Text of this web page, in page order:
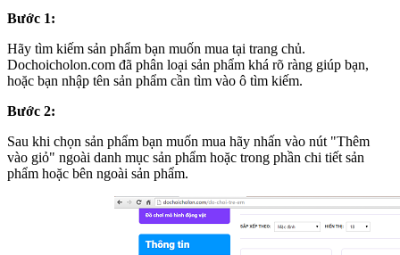
Bước 1:
Hãy tìm kiếm sản phẩm bạn muốn mua tại trang chủ.
Dochoicholon.com đã phân loại sản phẩm khá rõ ràng giúp bạn,
hoặc bạn nhập tên sản phẩm cần tìm vào ô tìm kiếm.
Bước 2:
Sau khi chọn sản phẩm bạn muốn mua hãy nhấn vào nút "Thêm
vào giỏ" ngoài danh mục sản phẩm hoặc trong phần chi tiết sản
phẩm hoặc bên ngoài sản phẩm.